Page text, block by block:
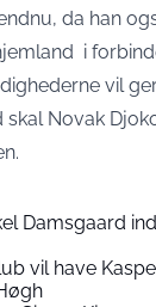
da han
i
vil
Novak
Damsgaard
vil have